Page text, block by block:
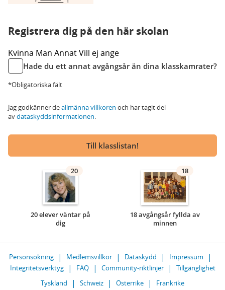
Registrera dig på den här skolan
Kvinna Man AnnatVill ej ange
Hade du ett annat avgångsår än dina klasskamrater?
*Obligatoriska fält
Jag godkänner deallmänna villkoren och har tagit del
avdataskyddsinformationen.
Till klasslistan!
20
20 elever väntar på
dig
18
18 avgångsår fyllda av
minnen
Personsökning Medlemsvillkor Dataskydd
Impressum
Integritetsverktyg
FAQ Community-riktlinjer
Tillgänglighet
Tyskland
Schweiz Österrike Frankrike